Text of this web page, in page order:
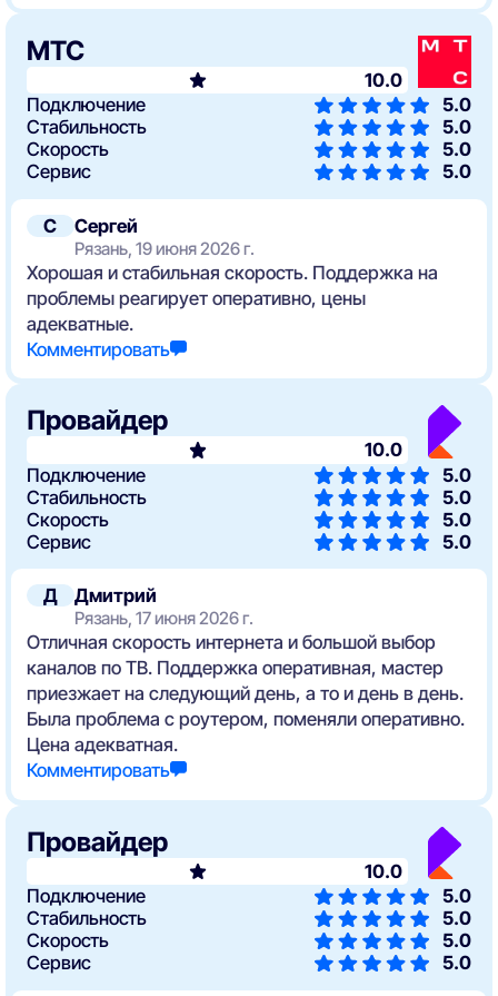
С Сергей
Рязань, 19 июня 2026 г.
Хорошая и стабильная скорость. Поддержка на
проблемы реагирует оперативно, цены
адекватные.
Комментировать
МТС
10.0
Подключение
5.0
Стабильность
5.0
Скорость
5.0
Сервис
5.0
Д Дмитрий
Рязань, 17 июня 2026 г.
Отличная скорость интернета и большой выбор
каналов по ТВ. Поддержка оперативная, мастер
приезжает на следующий день, а то и день в день.
Была проблема с роутером, поменяли оперативно.
Цена адекватная.
Комментировать
Провайдер
10.0
Подключение
5.0
Стабильность
5.0
Скорость
5.0
Сервис
5.0
Провайдер
10.0
Подключение
5.0
Стабильность
5.0
Скорость
5.0
Сервис
5.0